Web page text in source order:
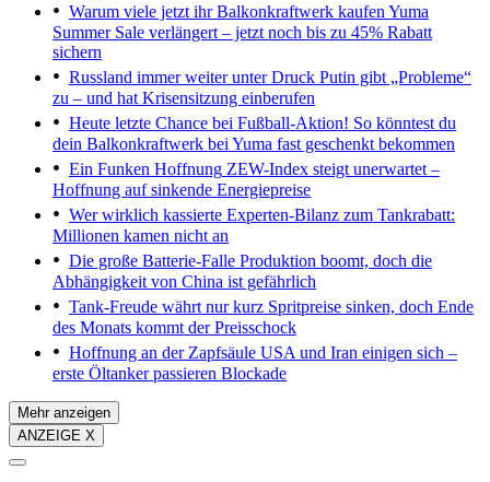
Warum viele jetzt ihr Balkonkraftwerk kaufen Yuma
Summer Sale verlängert – jetzt noch bis zu 45% Rabatt
sichern
Russland immer weiter unter Druck Putin gibt „Probleme“
zu – und hat Krisensitzung einberufen
Heute letzte Chance bei Fußball-Aktion! So könntest du
dein Balkonkraftwerk bei Yuma fast geschenkt bekommen
Ein Funken Hoffnung ZEW-Index steigt unerwartet –
Hoffnung auf sinkende Energiepreise
Wer wirklich kassierte Experten-Bilanz zum Tankrabatt:
Millionen kamen nicht an
Die große Batterie-Falle Produktion boomt, doch die
Abhängigkeit von China ist gefährlich
Tank-Freude währt nur kurz Spritpreise sinken, doch Ende
des Monats kommt der Preisschock
Hoffnung an der Zapfsäule USA und Iran einigen sich –
erste Öltanker passieren Blockade
Mehr anzeigen
ANZEIGE X